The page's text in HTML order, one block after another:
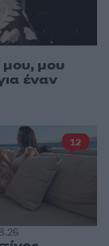
μου, μου
έναν
12